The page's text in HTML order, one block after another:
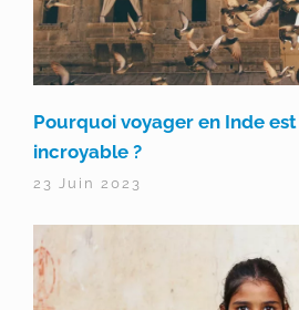
Pourquoi voyager en Inde
incroyable ?
23 Juin 2023